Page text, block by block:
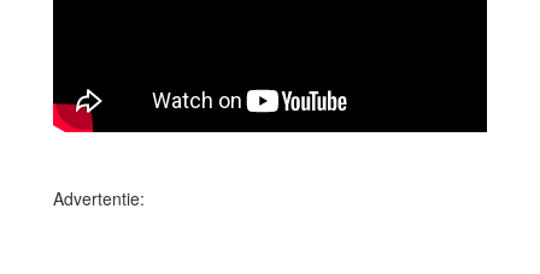
Advertentie: